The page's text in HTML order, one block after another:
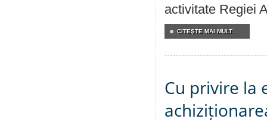
activitate Regiei
CITEŞTE MAI MULT...
Cu privire la